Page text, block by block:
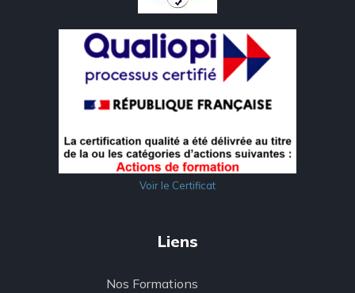
Voir le Certificat
Liens
Nos Formations